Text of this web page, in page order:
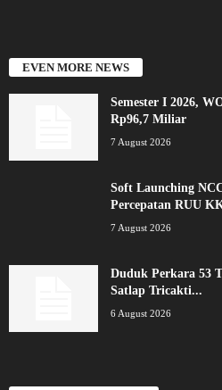
EVEN MORE NEWS
Semester I 2026,
Rp96,7 Miliar
7 August 2026
Soft Launching
Percepatan RUU
7 August 2026
Duduk Perkara 53
Satlap Tricakti...
6 August 2026